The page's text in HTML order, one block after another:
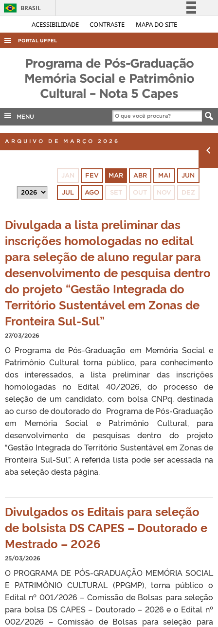
ACESSIBILIDADE CONTRASTE MAPA DO SITE
BRASIL
Simplifique!
Acesso à informação
Legislação
Canais
PORTAL UFPEL
AUDITORIA
COBALTO
INTERNACIONAL
TELEFONES
Programa de Pós-Graduação
Memória Social e Patrimônio
Cultural – Nota 5 Capes
MENU
ARQUIVO DE MARÇO 2026
JAN FEV MAR ABR MAI JUN
JUL AGO SET OUT NOV DEZ
Divulgada a lista preliminar das
inscrições homologadas no edital
para seleção de aluno regular para
desenvolvimento de pesquisa dentro
do projeto “Gestão Integrada do
Território Sustentável em Zonas de
Fronteira Sul-Sul”
27/03/2026
O Programa de Pós-Graduação em Memória Social e
Patrimônio Cultural torna público, para conhecimento
dos interessados, a lista preliminar das inscrições
homologadas no Edital 40/2026, do processo de
seleção de um candidato, com bolsa CNPq, destinada
ao curso de doutorado do Programa de Pós-Graduação
em Memória Social e Patrimônio Cultural, para
desenvolvimento de pesquisas dentro do projeto
“Gestão Integrada do Território Sustentável em Zonas de
Fronteira Sul-Sul”. A referida lista pode ser acessada na
aba seleção desta página.
Divulgados os Editais para seleção
de bolsista DS CAPES – Doutorado e
Mestrado – 2026
25/03/2026
O PROGRAMA DE PÓS-GRADUAÇÃO MEMÓRIA SOCIAL
E PATRIMÔNIO CULTURAL (PPGMP), torna público o
Edital nº 001/2026 – Comissão de Bolsas para seleção
para bolsa DS CAPES – Doutorado – 2026 e o Edital nº
002/2026 – Comissão de Bolsas para seleção para